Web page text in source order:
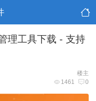
理工具下载 - 支持
楼主
1461 0